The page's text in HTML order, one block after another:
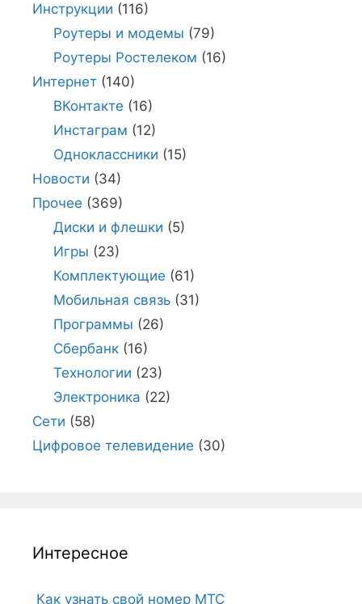
Инструкции (116)
Роутеры и модемы (79)
Роутеры Ростелеком (16)
Интернет (140)
ВКонтакте (16)
Инстаграм (12)
Одноклассники (15)
Новости (34)
Прочее (369)
Диски и флешки (5)
Игры (23)
Комплектующие (61)
Мобильная связь(31)
Программы (26)
Сбербанк(16)
Технологии (23)
Электроника (22)
Сети (58)
Цифровое телевидение (30)
Интересное
Как узнать свой номер МТС